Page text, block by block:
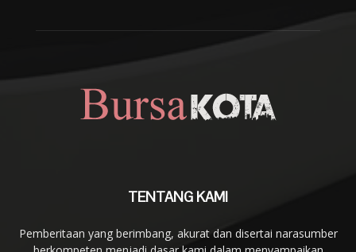
TENTANG KAMI
Pemberitaan yang berimbang, akurat dan disertai narasumber